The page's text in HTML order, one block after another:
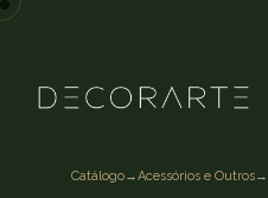
Catálogo→Acessórios e Outros→